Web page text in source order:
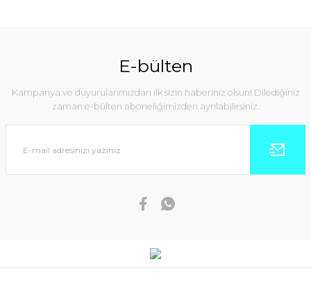
E-bülten
Kampanya ve duyurularımızdan ilk sizin haberiniz olsun! Dilediğiniz
zaman e-bülten aboneliğimizden ayrılabilirsiniz.